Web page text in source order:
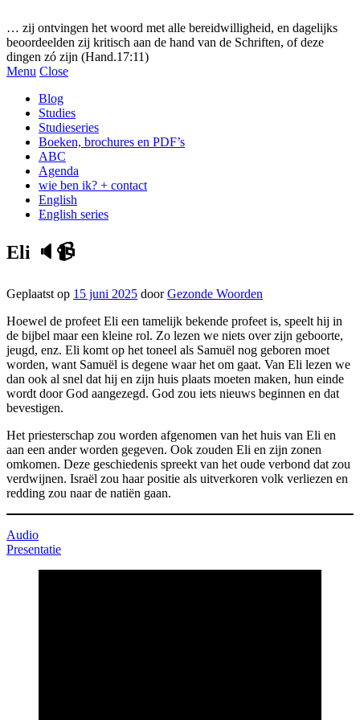
… zij ontvingen het woord met alle bereidwilligheid, en dagelijks
beoordeelden zij kritisch aan de hand van de Schriften, of deze
dingen zó zijn (Hand.17:11)
Menu Close
Blog
Studies
Studieseries
Boeken, brochures en PDF’s
ABC
Agenda
wie ben ik? + contact
English
English series
Eli 🔈📹
Geplaatst op 15 juni 2025 doorGezonde Woorden
Hoewel de profeet Eli een tamelijk bekende profeet is, speelt hij in
de bijbel maar een kleine rol. Zo lezen we niets over zijn geboorte,
jeugd, enz. Eli komt op het toneel als Samuël nog geboren moet
worden, want Samuël is degene waar het om gaat. Van Eli lezen we
dan ook al snel dat hij en zijn huis plaats moeten maken, hun einde
wordt door God aangezegd. God zou iets nieuws beginnen en dat
bevestigen.
Het priesterschap zou worden afgenomen van het huis van Eli en
aan een ander worden gegeven. Ook zouden Eli en zijn zonen
omkomen. Deze geschiedenis spreekt van het oude verbond dat zou
verdwijnen. Israël zou haar positie als uitverkoren volk verliezen en
redding zou naar de natiën gaan.
Audio
Presentatie